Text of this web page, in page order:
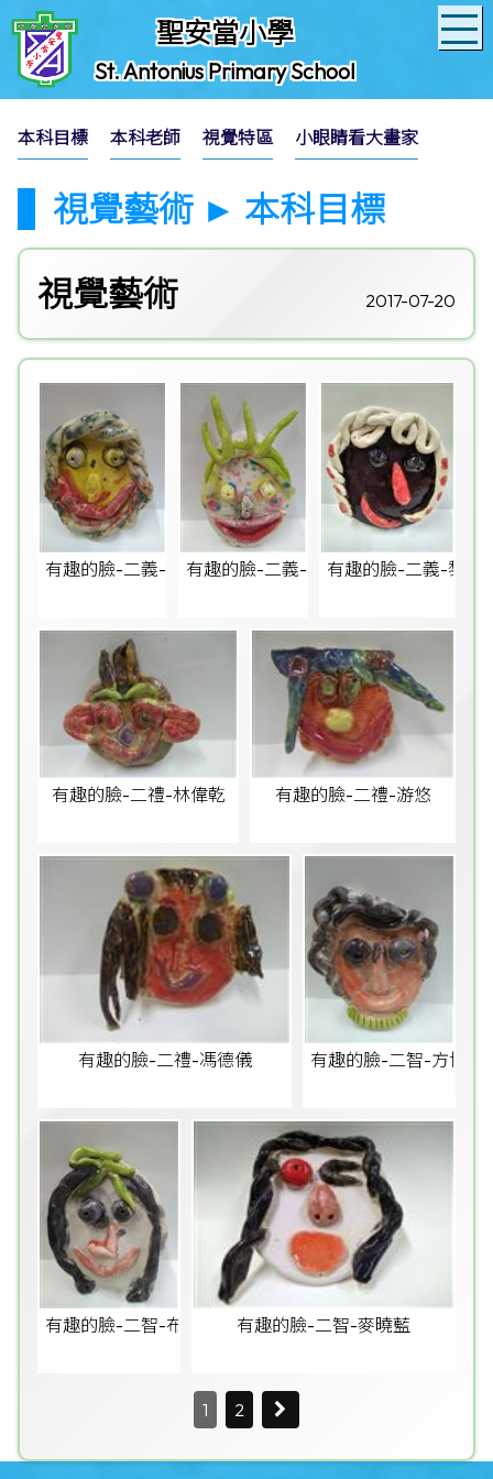
聖安當小學
St. Antonius Primary School
本科目標 本科老師 視覺特區 小眼睛看大畫家
視覺藝術 ► 本科目標
視覺藝術
2017-07-20
有趣的臉-二義-李穎彤有趣的臉-二義-林源東有趣的臉-二義-黎沁
有趣的臉-二禮-林偉乾 有趣的臉-二禮-游悠
有趣的臉-二禮-馮德儀 有趣的臉-二智-方博文
有趣的臉-二智-布曦婷 有趣的臉-二智-麥曉藍
1 2